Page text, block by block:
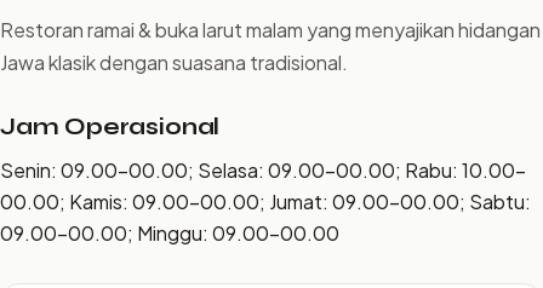
Restoran ramai & buka larut malam yang menyajikan hidangan
Jawa klasik dengan suasana tradisional.
Jam Operasional
Senin: 09.00–00.00; Selasa: 09.00–00.00; Rabu: 10.00–
00.00; Kamis: 09.00–00.00; Jumat: 09.00–00.00; Sabtu:
09.00–00.00; Minggu: 09.00–00.00